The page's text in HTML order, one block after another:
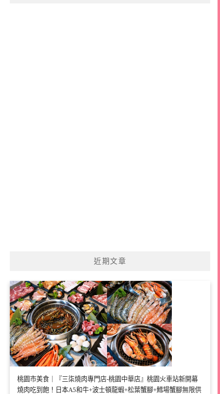
近期文章
桃園市美食｜『三柒燒肉專門店-桃園中華店』桃園火車站新開幕
燒肉吃到飽！日本A5和牛+波士頓龍蝦+松葉蟹腳+鱈場蟹腳無限供